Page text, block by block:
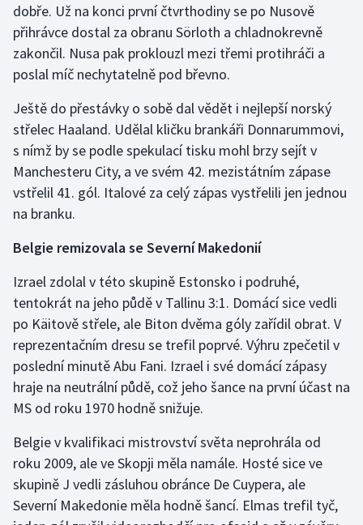
Rychlobruslení
Rychlostní kanoistika
Sportovní střelba
Stolní tenis
Triatlon
Veslování
Vodní slalom
Volejbal
Ostatní
dobře. Už na konci první čtvrthodiny se po Nusově
přihrávce dostal za obranu Sörloth a chladnokrevně
zakončil. Nusa pak proklouzl mezi třemi protihráči a
poslal míč nechytatelně pod břevno.
Ještě do přestávky o sobě dal vědět i nejlepší norský
střelec Haaland. Udělal kličku brankáři Donnarummovi,
s nímž by se podle spekulací tisku mohl brzy sejít v
Manchesteru City, a ve svém 42. mezistátním zápase
vstřelil 41. gól. Italové za celý zápas vystřelili jen jednou
na branku.
Belgie remizovala se Severní Makedonií
Izrael zdolal v této skupině Estonsko i podruhé,
tentokrát na jeho půdě v Tallinu 3:1. Domácí sice vedli
po Käitově střele, ale Biton dvěma góly zařídil obrat. V
reprezentačním dresu se trefil poprvé. Výhru zpečetil v
poslední minutě Abu Fani. Izrael i své domácí zápasy
hraje na neutrální půdě, což jeho šance na první účast na
MS od roku 1970 hodně snižuje.
Belgie v kvalifikaci mistrovství světa neprohrála od
roku 2009, ale ve Skopji měla namále. Hosté sice ve
skupině J vedli zásluhou obránce De Cuypera, ale
Severní Makedonie měla hodně šancí. Elmas trefil tyč,